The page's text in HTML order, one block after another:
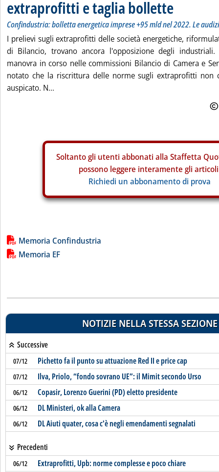
extraprofitti e taglia bollette
Confindustria: bolletta energetica imprese +95 mld nel 2022. Le
I prelievi sugli extraprofitti delle società energetiche,
di Bilancio, trovano ancora l'opposizione degli
manovra in corso nelle commissioni Bilancio di Camera e
notato che la riscrittura delle norme sugli extraprofitti non
auspicato. N...
Soltanto gli utenti abbonati alla Staffetta
possono leggere interamente gli
Richiedi un abbonamento di prova
Lista allegati PDF alla notizia
Memoria Confindustria
Memoria EF
NOTIZIE NELLA STESSA SEZIONE
Successive
07/12 Pichetto fa il punto su attuazione Red II e price cap
07/12 Ilva, Priolo, “fondo sovrano UE”: il Mimit secondo Urso
06/12 Copasir, Lorenzo Guerini (PD) eletto presidente
06/12 DL Ministeri, ok alla Camera
06/12 DL Aiuti quater, cosa c'è negli emendamenti segnalati
Precedenti
06/12 Extraprofitti, Upb: norme complesse e poco chiare